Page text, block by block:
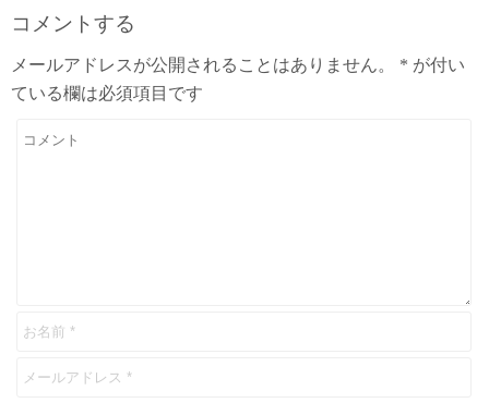
コメントする
メールアドレスが公開されることはありません。 * が付い
ている欄は必須項目です